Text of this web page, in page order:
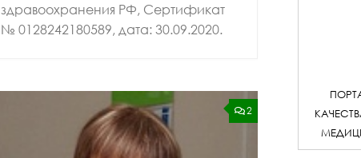
здравоохранения РФ, Сертификат
№ 0128242180589, дата: 30.09.2020.
2